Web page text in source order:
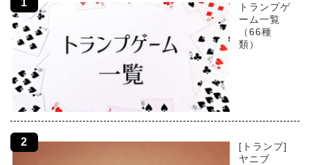
トランプゲ
ーム一覧
（66種
類）
[トランプ]
ヤニブ